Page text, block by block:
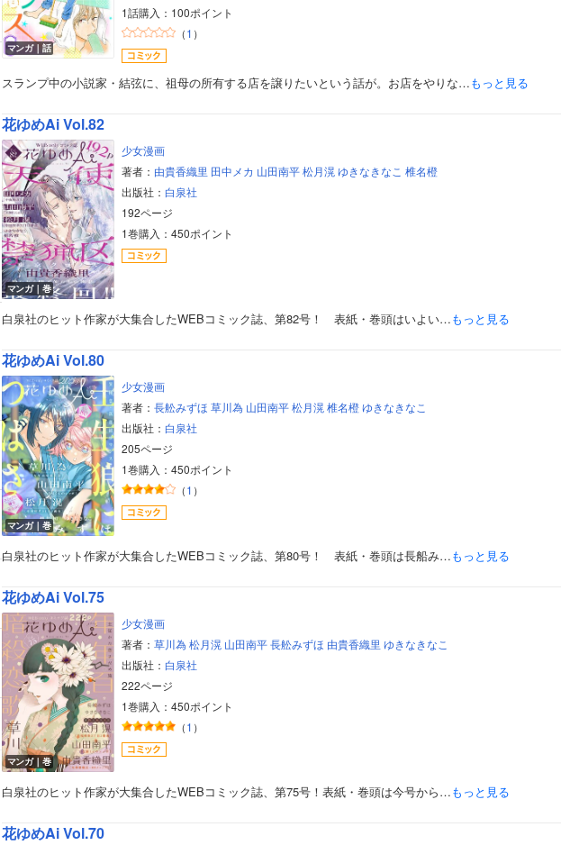
マンガ｜話
1話購入：100ポイント
（1 ）
スランプ中の小説家・結弦に、祖母の所有する店を譲りたいという話が。お店をやりな…もっと見る
花ゆめAi Vol.82
マンガ｜巻
少女漫画
著者： 由貴香織里 田中メカ 山田南平 松月滉 ゆきなきなこ 椎名橙
出版社： 白泉社
192ページ
1巻購入：450ポイント
白泉社のヒット作家が大集合したWEBコミック誌、第82号！ 表紙・巻頭はいよい…もっと見る
花ゆめAi Vol.80
マンガ｜巻
少女漫画
著者： 長舩みずほ 草川為 山田南平 松月滉 椎名橙 ゆきなきなこ
出版社： 白泉社
205ページ
1巻購入：450ポイント
（1 ）
白泉社のヒット作家が大集合したWEBコミック誌、第80号！ 表紙・巻頭は長船み…もっと見る
花ゆめAi Vol.75
マンガ｜巻
少女漫画
著者： 草川為 松月滉 山田南平 長舩みずほ 由貴香織里 ゆきなきなこ
出版社： 白泉社
222ページ
1巻購入：450ポイント
（1 ）
白泉社のヒット作家が大集合したWEBコミック誌、第75号！表紙・巻頭は今号から…もっと見る
花ゆめAi Vol.70